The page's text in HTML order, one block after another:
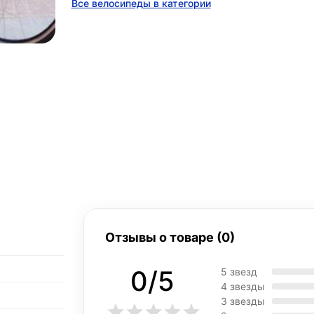
Все велосипеды в категории
Отзывы о товаре (0)
0/5
5 звезд
4 звезды
3 звезды